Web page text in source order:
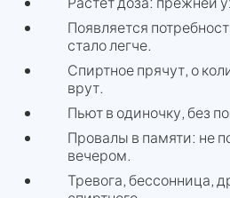
Появляется
стало легче.
Спиртное прячут, о
врут.
Пьют в одиночку, без
Провалы в памяти: не
вечером.
Тревога, бессонница,